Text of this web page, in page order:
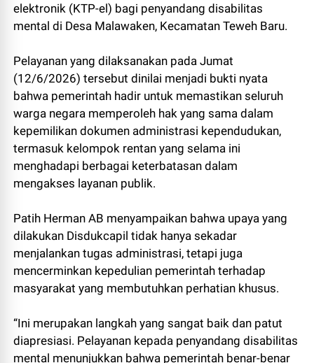
elektronik (KTP-el) bagi penyandang disabilitas
mental di Desa Malawaken, Kecamatan Teweh Baru.
Pelayanan yang dilaksanakan pada Jumat
(12/6/2026) tersebut dinilai menjadi bukti nyata
bahwa pemerintah hadir untuk memastikan seluruh
warga negara memperoleh hak yang sama dalam
kepemilikan dokumen administrasi kependudukan,
termasuk kelompok rentan yang selama ini
menghadapi berbagai keterbatasan dalam
mengakses layanan publik.
Patih Herman AB menyampaikan bahwa upaya yang
dilakukan Disdukcapil tidak hanya sekadar
menjalankan tugas administrasi, tetapi juga
mencerminkan kepedulian pemerintah terhadap
masyarakat yang membutuhkan perhatian khusus.
“Ini merupakan langkah yang sangat baik dan patut
diapresiasi. Pelayanan kepada penyandang disabilitas
mental menunjukkan bahwa pemerintah benar-benar